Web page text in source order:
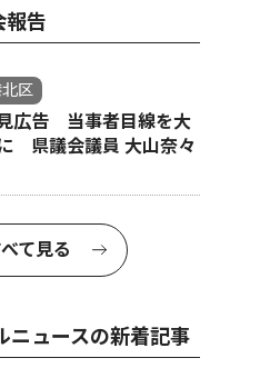
報告
区
広告 当事者目線を大
県議会議員 大山奈々
て見る
ニュースの新着記事